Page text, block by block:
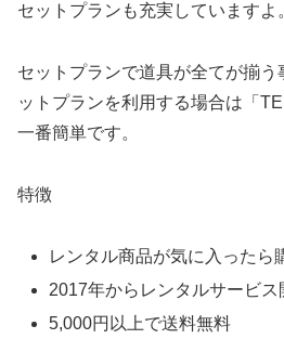
セットプランも充実していますよ
セットプランで道具が全てが揃
ットプランを利用する場合は「
一番簡単です。
特徴
レンタル商品が気に入ったら
2017年からレンタルサービス
5,000円以上で送料無料